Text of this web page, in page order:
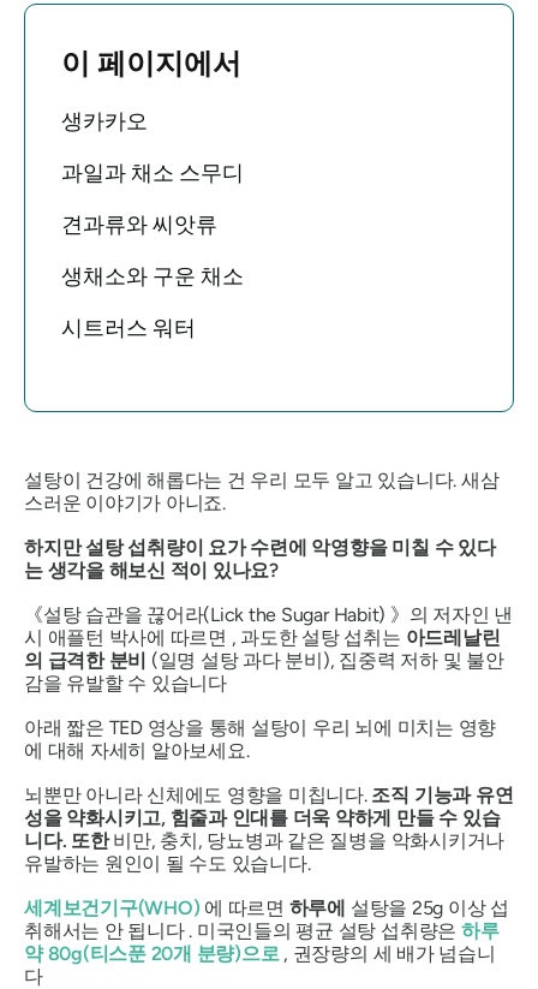
이 페이지에서
생카카오
과일과 채소 스무디
견과류와 씨앗류
생채소와 구운 채소
시트러스 워터
설탕이 건강에 해롭다는 건 우리 모두 알고 있습니다. 새삼
스러운 이야기가 아니죠.
하지만 설탕 섭취량이 요가 수련에 악영향을 미칠 수 있다
는 생각을 해보신 적이 있나요?
《설탕 습관을 끊어라(Lick the Sugar Habit) 》의 저자인 낸
시 애플턴 박사에 따르면 , 과도한 설탕 섭취는 아드레날린
의 급격한 분비 (일명 설탕 과다 분비), 집중력 저하 및 불안
감을 유발할 수 있습니다
아래 짧은 TED 영상을 통해 설탕이 우리 뇌에 미치는 영향
에 대해 자세히 알아보세요.
뇌뿐만 아니라 신체에도 영향을 미칩니다. 조직 기능과 유연
성을 약화시키고, 힘줄과 인대를 더욱 약하게 만들 수 있습
니다. 또한비만, 충치, 당뇨병과 같은 질병을 악화시키거나
유발하는 원인이 될 수도 있습니다.
세계보건기구(WHO) 에 따르면 하루에 설탕을 25g 이상 섭
취해서는 안 됩니다 . 미국인들의 평균 설탕 섭취량은 하루
약 80g(티스푼 20개 분량)으로, 권장량의 세 배가넘습니
다